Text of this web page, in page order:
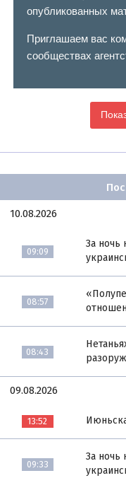
опубликованных
Приглашаем вас
сообществах
10.08.2026
09:09
За ночь
08:57
08:43
09.08.2026
13:52
09:33
За ночь